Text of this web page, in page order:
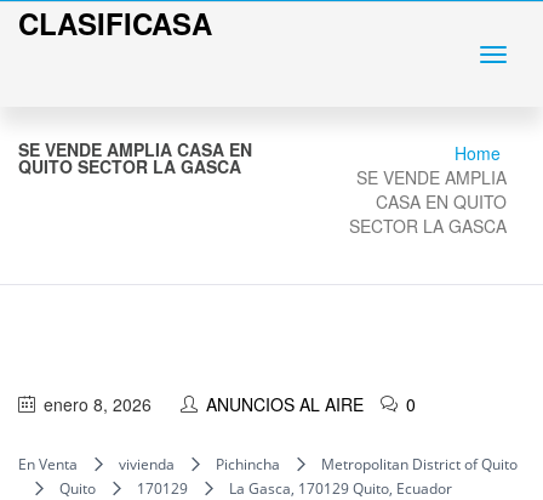
CLASIFICASA
SE VENDE AMPLIA CASA EN
QUITO SECTOR LA GASCA
Home
SE VENDE AMPLIA
CASA EN QUITO
SECTOR LA GASCA
enero 8, 2026 ANUNCIOS AL AIRE 0
En Venta vivienda Pichincha
Metropolitan District of Quito
Quito
170129 La Gasca, 170129 Quito, Ecuador